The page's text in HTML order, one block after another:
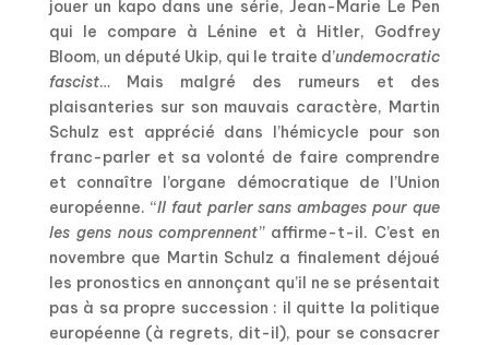
jouer un kapo dans une série, Jean-Marie Le Pen
qui le compare à Lénine et à Hitler, Godfrey
Bloom, un député Ukip, qui le traite d’undemocratic
fascist… Mais malgré des rumeurs et des
plaisanteries sur son mauvais caractère, Martin
Schulz est apprécié dans l’hémicycle pour son
franc-parler et sa volonté de faire comprendre
et connaître l’organe démocratique de l’Union
européenne. “Il faut parler sans ambages pour que
les gens nous comprennent” affirme-t-il. C’est en
novembre que Martin Schulz a finalement déjoué
les pronostics en annonçant qu’il ne se présentait
pas à sa propre succession : il quitte la politique
européenne (à regrets, dit-il), pour se consacrer